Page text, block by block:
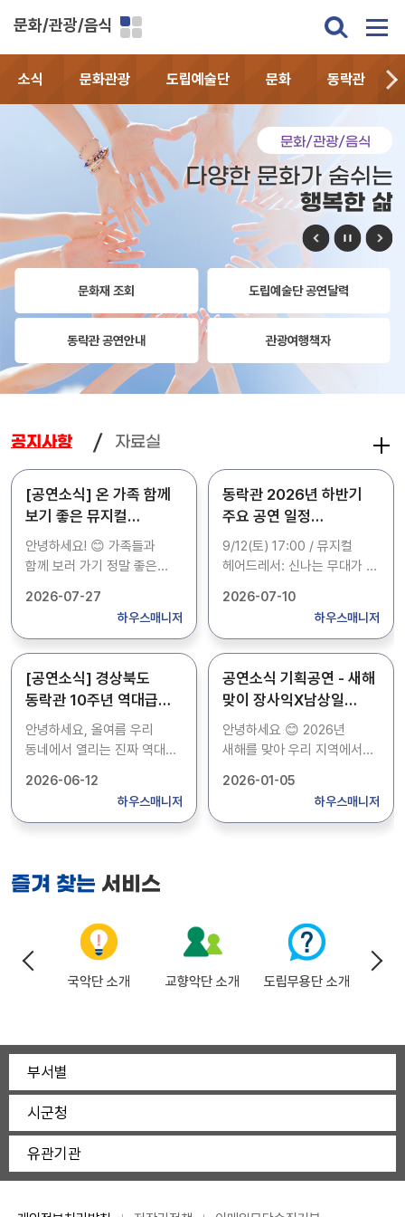
문화/관광/음식
소식 문화관광 도립예술단 문화 동락관
문화/관광/음식
다양한 문화가 숨쉬는
행복한 삶
문화재 조회 도립예술단 공연달력
동락관 공연안내 관광여행책자
공지사항
[공연소식] 온 가족 함께
보기 좋은 뮤지컬
헤어드레서 오네요! (도민
50% 할인 혜택 꿀팁 🍯)
안녕하세요! 😊 가족들과
함께 보러 가기 정말 좋은
공유해 드려요! 이번에
경상북도 동락관에서 **
여성 헤어드레서 이야기를
다룬 작품인데, 아이들에게도
유익하고 온 가족이 즐기기에
정말 좋은 뮤지컬이에요! 특히
적용되어 단돈 5,000원에
관람할 수 있으니 부담 없이
주말 나들이 다녀오기 딱 좋을
두시고 미리 예매해 두시는 걸
공연명: 뮤지컬 헤어드레서
일시: 2026년 9월 12일(토)
오후 5:00 장소: 경상북도
동락관 공연장 관람연령: 8세
(경북도민 50% 할인 👉
5,000원) ​🎫 티켓 예매 안내
예매처: 티켓링크 (1인
4매까지 예매 가능)
예매기간: 8월 11일(화) 오전
11시 ~ 9월 10일(목) 오후
5시 ​ 💡 관람 팁 (매표소 수령
안내) 매표소 운영은 공연
2026-07-27
하우스매니저
동락관 2026년 하반기
주요 공연 일정
소개해드립니다.
9/12(토) 17:00 / 뮤지컬
헤어드레서: 신나는 무대가 될
연극 친정엄마와 2박 3일:
이건 꼭 엄마 모시고
17:00 / 코미디쇼 오늘을
기억해: 웃찾사, 개콘 멤버들
총출동! 스트레스 날리러 가기
딱이죠? 12/24(목) 19:30 /
페스타: 크리스마스 이브에
특별한 공연 보고 싶으신 분들
추천해요!🎄 위의 날짜와
부탁드립니다. ^^ *
첨부파일에 간단한 이미지로
공연일자 시간 넣어
드렸습니다. 감사합니다.
2026-07-10
하우스매니저
[공연소식] 경상북도
동락관 10주년 역대급
콘서트 라인업!! 소란 &
조수미가 옵니다!!
꿀팁✨)
안녕하세요, 올여름 우리
동네에서 열리는 진짜 역대급
호다닥 달려왔어요! 📢 우리
집 앞 경북도청 동락관이 벌써
조수미 콘서트가 연달아
대구나 서울까지 갈 필요 없이
이런 거장들의 무대를 볼 수
있다니 실화인가요? 🥹
게다가 가장 대박인 건
착한데, [경상북도민 50%
할인] 혜택까지 적용됩니다!
(대박이죠? 단, 예매수수료는
별도예요!) 밴드그룹의 아이돌
소란 무대에서 아이들과
신나게 즐기며, 육아 스트레스
날리고, 세계적인 프리마돈나
2026-06-12
하우스매니저
공연소식 기획공연 - 새해
맞이 장사익X남상일
(울림의 새날 同樂
신년국악음악회) 예매
안녕하세요 😊 2026년
새해를 맞아 우리 지역에서
열린다는 소식이 있어 발
빠르게 가져왔어요. 바로
놓치면 너무 아까울 것
일시: 2026년 1월 22일 (목)
오후 7:30 (100분 공연) 공연
(초등학생) 이상 관람 가능
(소리&사회), 경상북도
🎫 티켓 및 예매 안내 (가성비
10,000원, 1인4매까지 예매
2026-01-05
하우스매니저
자료실
즐겨 찾는 서비스
국악단 소개 교향악단 소개 도립무용단 소개
부서별
시군청
유관기관